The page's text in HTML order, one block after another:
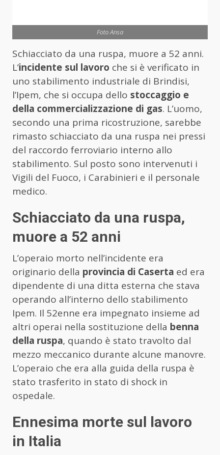
Foto Ansa
Schiacciato da una ruspa, muore a 52 anni.
L’incidente sul lavoro che si è verificato in
uno stabilimento industriale di Brindisi,
l’Ipem, che si occupa dello stoccaggio e
della commercializzazione di gas. L’uomo,
secondo una prima ricostruzione, sarebbe
rimasto schiacciato da una ruspa nei pressi
del raccordo ferroviario interno allo
stabilimento. Sul posto sono intervenuti i
Vigili del Fuoco, i Carabinieri e il personale
medico.
Schiacciato da una ruspa,
muore a 52 anni
L’operaio morto nell’incidente era
originario della provincia di Caserta ed era
dipendente di una ditta esterna che stava
operando all’interno dello stabilimento
Ipem. Il 52enne era impegnato insieme ad
altri operai nella sostituzione della benna
della ruspa, quando è stato travolto dal
mezzo meccanico durante alcune manovre.
L’operaio che era alla guida della ruspa è
stato trasferito in stato di shock in
ospedale.
Ennesima morte sul lavoro
in Italia